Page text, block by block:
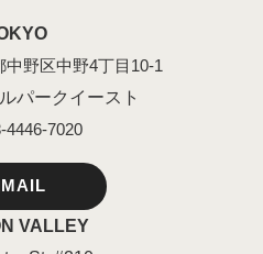
中野区中野4丁目10-1
パークイースト
4446-7020
MAIL
VALLEY